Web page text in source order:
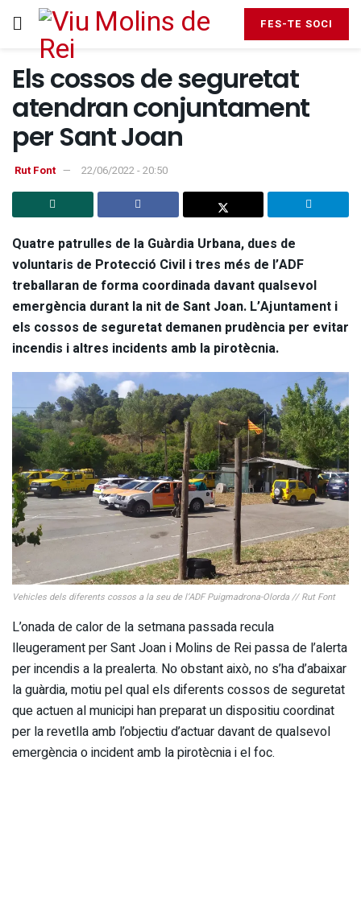
FES-TE SOCI
Els cossos de seguretat
atendran conjuntament
per Sant Joan
Rut Font 22/06/2022 - 20:50
Quatre patrulles de la Guàrdia Urbana, dues de
voluntaris de Protecció Civil i tres més de l’ADF
treballaran de forma coordinada davant qualsevol
emergència durant la nit de Sant Joan. L’Ajuntament i
els cossos de seguretat demanen prudència per evitar
incendis i altres incidents amb la pirotècnia.
Vehicles dels diferents cossos a la seu de l’ADF Puigmadrona-Olorda // Rut Font
L’onada de calor de la setmana passada recula
lleugerament per Sant Joan i Molins de Rei passa de l’alerta
per incendis a la prealerta. No obstant això, no s’ha d’abaixar
la guàrdia, motiu pel qual els diferents cossos de seguretat
que actuen al municipi han preparat un dispositiu coordinat
per la revetlla amb l’objectiu d’actuar davant de qualsevol
emergència o incident amb la pirotècnia i el foc.